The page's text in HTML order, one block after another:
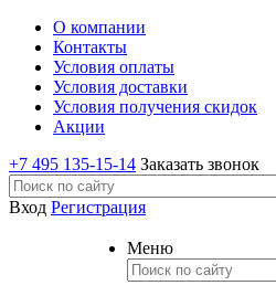
О компании
Контакты
Условия оплаты
Условия доставки
Условия получения скидок
Акции
+7 495 135-15-14 Заказать звонок
Вход Регистрация
Меню